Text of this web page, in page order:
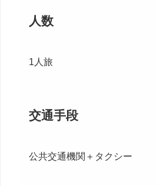
人数
1人旅
交通手段
公共交通機関＋タクシー